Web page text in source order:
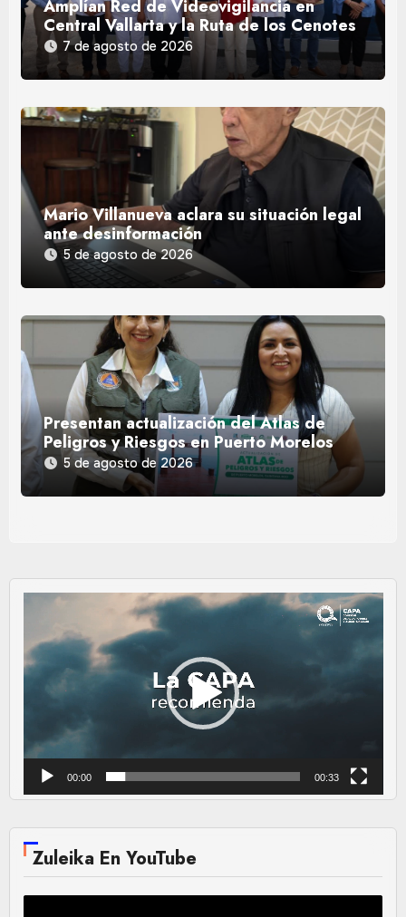
Amplían Red de Videovigilancia en
Central Vallarta y la Ruta de los Cenotes
7 de agosto de 2026
Mario Villanueva aclara su situación legal
ante desinformación
5 de agosto de 2026
Presentan actualización del Atlas de
Peligros y Riesgos en Puerto Morelos
5 de agosto de 2026
Reproductor
vídeo
00:00 00:33
Zuleika En YouTube